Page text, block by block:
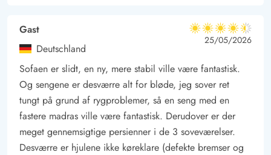
Für Tagesausflüge empfiehlt sich ein Besuch der ältesten Stadt
Dänemarks, Ribe, oder eine Fahrt mit der Sylt-Fähre zur
exklusiven deutschen Insel Sylt. Hier gibt es viele
Möglichkeiten zum Einkaufen, für Naturerlebnisse und
köstliche Mahlzeiten.
Gast
Deutschland
4.5 von 5
4.5 von 5
4.5 out of 5
25/05/2026
Sofaen er slidt, en ny, mere stabil ville være fantastisk.
Og sengene er desværre alt for bløde, jeg sover ret
tungt på grund af rygproblemer, så en seng med en
fastere madras ville være fantastisk. Derudover er der
meget gennemsigtige persienner i de 3 soveværelser.
Desværre er hjulene ikke køreklare (defekte bremser og